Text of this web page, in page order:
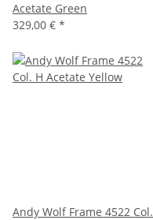
Acetate Green
329,00 € *
Andy Wolf Frame 4522 Col.